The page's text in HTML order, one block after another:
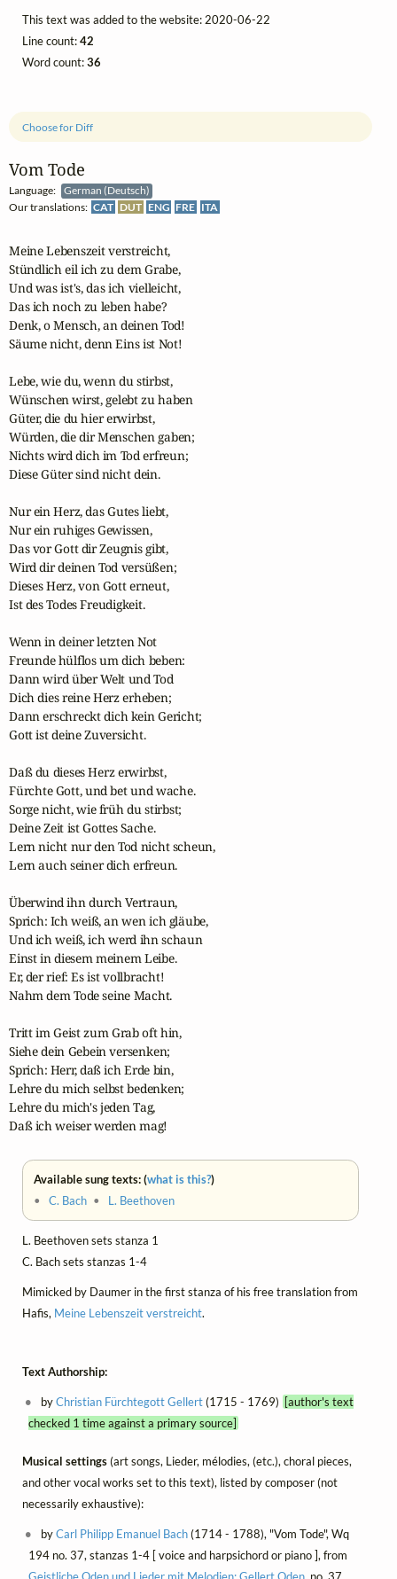
Vom Tode
Language:
German (Deutsch)
Our translations: CAT DUT ENG FRE ITA
Choose for Diff
Meine Lebenszeit verstreicht,
Stündlich eil ich zu dem Grabe,
Und was ist's, das ich vielleicht,
Das ich noch zu leben habe?
Denk, o Mensch, an deinen Tod!
Säume nicht, denn Eins ist Not!
Lebe, wie du, wenn du stirbst,
Wünschen wirst, gelebt zu haben
Güter, die du hier erwirbst,
Würden, die dir Menschen gaben;
Nichts wird dich im Tod erfreun;
Diese Güter sind nicht dein.
Nur ein Herz, das Gutes liebt,
Nur ein ruhiges Gewissen,
Das vor Gott dir Zeugnis gibt,
Wird dir deinen Tod versüßen;
Dieses Herz, von Gott erneut,
Ist des Todes Freudigkeit.
Wenn in deiner letzten Not
Freunde hülflos um dich beben:
Dann wird über Welt und Tod
Dich dies reine Herz erheben;
Dann erschreckt dich kein Gericht;
Gott ist deine Zuversicht.
Daß du dieses Herz erwirbst,
Fürchte Gott, und bet und wache.
Sorge nicht, wie früh du stirbst;
Deine Zeit ist Gottes Sache.
Lern nicht nur den Tod nicht scheun,
Lern auch seiner dich erfreun.
Überwind ihn durch Vertraun,
Sprich: Ich weiß, an wen ich gläube,
Und ich weiß, ich werd ihn schaun
Einst in diesem meinem Leibe.
Er, der rief: Es ist vollbracht!
Nahm dem Tode seine Macht.
Tritt im Geist zum Grab oft hin,
Siehe dein Gebein versenken;
Sprich: Herr, daß ich Erde bin,
Lehre du mich selbst bedenken;
Lehre du mich's jeden Tag,
Daß ich weiser werden mag!
Available sung texts: (what is this?)
•C. Bach • L. Beethoven
L. Beethoven sets stanza 1
C. Bach sets stanzas 1-4
Mimicked by Daumer in the first stanza of his free translation from
Hafis, Meine Lebenszeit verstreicht.
Text Authorship:
byChristian Fürchtegott Gellert(1715 - 1769) [author's text
checked 1 time against a primary source]
Musical settings(art songs, Lieder, mélodies, (etc.), choral pieces,
and other vocal works set to this text), listed by composer (not
necessarily exhaustive):
byCarl Philipp Emanuel Bach(1714 - 1788), "Vom Tode", Wq
194 no. 37, stanzas 1-4 [ voice and harpsichord or piano ], from
Geistliche Oden und Lieder mit Melodien: Gellert Oden, no. 37
This text was added to the website: 2020-06-22
Line count:42
Word count:36